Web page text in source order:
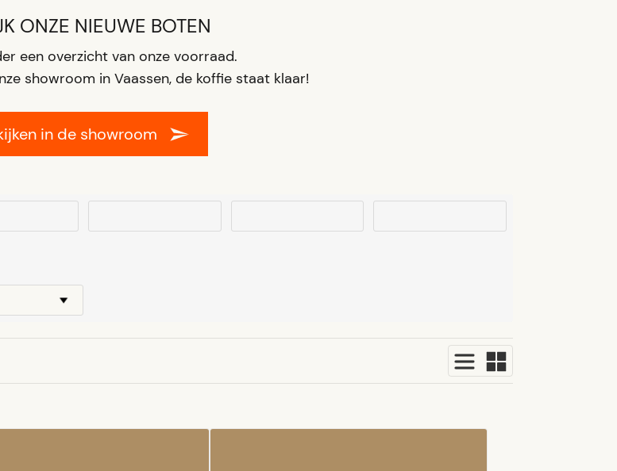
ONZE NIEUWE BOTEN
een overzicht van onze voorraad.
showroom in Vaassen, de koffie staat klaar!
in de showroom